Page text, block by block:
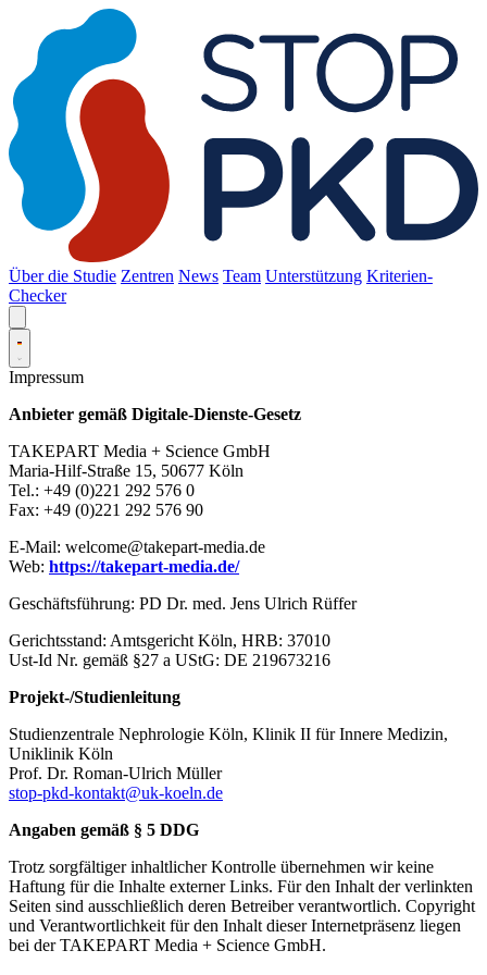
Über die Studie Zentren News Team Unterstützung Kriterien-
Checker
Impressum
Anbieter gemäß Digitale-Dienste-Gesetz
TAKEPART Media + Science GmbH
Maria-Hilf-Straße 15, 50677 Köln
Tel.: +49 (0)221 292 576 0
Fax: +49 (0)221 292 576 90
E-Mail: welcome@takepart-media.de
Web: https://takepart-media.de/
Geschäftsführung: PD Dr. med. Jens Ulrich Rüffer
Gerichtsstand: Amtsgericht Köln, HRB: 37010
Ust-Id Nr. gemäß §27 a UStG: DE 219673216
Projekt-/Studienleitung
Studienzentrale Nephrologie Köln, Klinik II für Innere Medizin,
Uniklinik Köln
Prof. Dr. Roman-Ulrich Müller
stop-pkd-kontakt@uk-koeln.de
Angaben gemäß § 5 DDG
Trotz sorgfältiger inhaltlicher Kontrolle übernehmen wir keine
Haftung für die Inhalte externer Links. Für den Inhalt der verlinkten
Seiten sind ausschließlich deren Betreiber verantwortlich. Copyright
und Verantwortlichkeit für den Inhalt dieser Internetpräsenz liegen
bei der TAKEPART Media + Science GmbH.